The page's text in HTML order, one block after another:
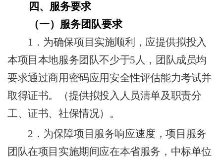
四、 服务要求
（一） 服务团队要求
1． 为确保项目实施顺利，应提供拟投入
本项目本地服务团队不少于5人，团队成员均
要求通过商用密码应用安全性评估能力考试并
取得证书。（提供拟投入人员清单及职责分
工、证书、社保情况）。
2． 为保障项目服务响应速度，项目服务
团队在项目实施期间应在本省服务，中标单位